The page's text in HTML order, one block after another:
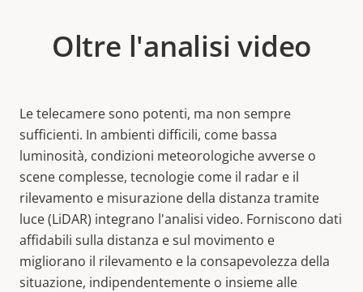
Oltre l'analisi video
Le telecamere sono potenti, ma non sempre
sufficienti. In ambienti difficili, come bassa
luminosità, condizioni meteorologiche avverse o
scene complesse, tecnologie come il radar e il
rilevamento e misurazione della distanza tramite
luce (LiDAR) integrano l'analisi video. Forniscono dati
affidabili sulla distanza e sul movimento e
migliorano il rilevamento e la consapevolezza della
situazione, indipendentemente o insieme alle